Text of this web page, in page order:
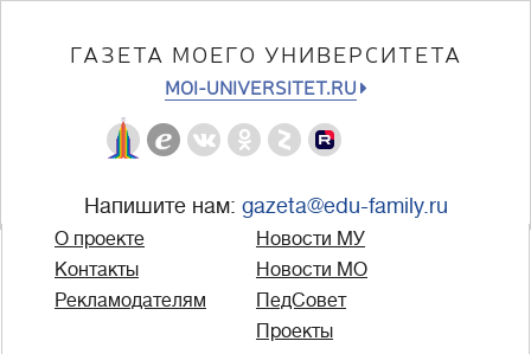
ГАЗЕТА МОЕГО УНИВЕРСИТЕТА
MOI-UNIVERSITET.RU
Напишите нам: gazeta@edu-family.ru
О проекте
Контакты
Рекламодателям
Новости МУ
Новости МО
ПедСовет
Проекты